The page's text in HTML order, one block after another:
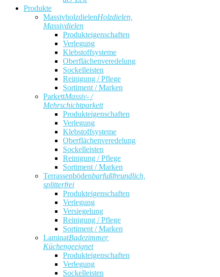
Produkte
MassivholzdielenHolzdielen,
Massivdielen
Produkteigenschaften
Verlegung
Klebstoffsysteme
Oberflächenveredelung
Sockelleisten
Reinigung / Pflege
Sortiment / Marken
ParkettMassiv- /
Mehrschichtparkett
Produkteigenschaften
Verlegung
Klebstoffsysteme
Oberflächenveredelung
Sockelleisten
Reinigung / Pflege
Sortiment / Marken
Terrassenbödenbarfußfreundlich,
splitterfrei
Produkteigenschaften
Verlegung
Versiegelung
Reinigung / Pflege
Sortiment / Marken
LaminatBadezimmer,
Küchengeeignet
Produkteigenschaften
Verlegung
Sockelleisten